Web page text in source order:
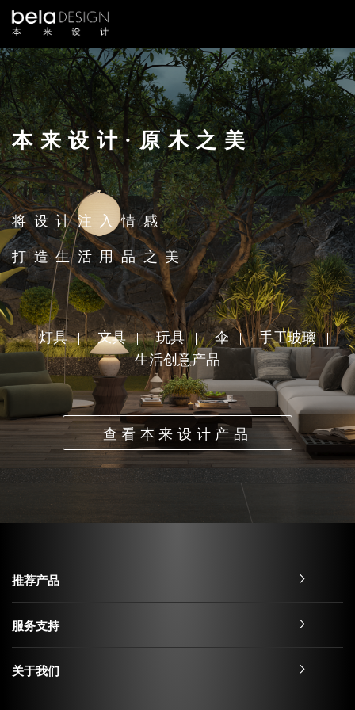
本来设计·原木之美
将设计注入情感
打造生活用品之美
灯具 文具 玩具 伞
手工玻璃
生活创意产品
查看本来设计产品
推荐产品
服务支持
关于我们